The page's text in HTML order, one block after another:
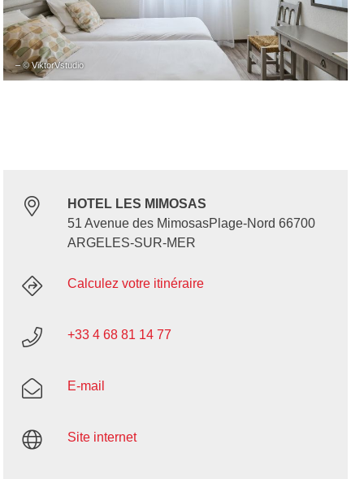
– © ViktorVstudio
HOTEL LES MIMOSAS
51 Avenue des MimosasPlage-Nord 66700
ARGELES-SUR-MER
Calculez votre itinéraire
+33 4 68 81 14 77
E-mail
Site internet